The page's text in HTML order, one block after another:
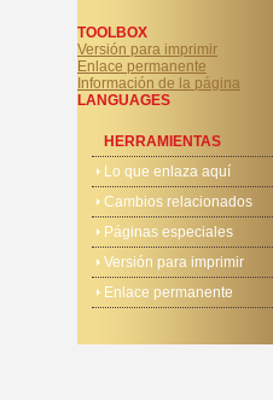
TOOLBOX
Versión para imprimir
Enlace permanente
Información de la página
LANGUAGES
HERRAMIENTAS
Lo que enlaza aquí
Cambios relacionados
Páginas especiales
Versión para imprimir
Enlace permanente